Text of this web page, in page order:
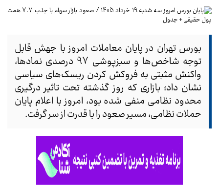
بورس تهران در پایان معاملات امروز با جهش قابل
توجه شاخص‌ها و سبزپوشی 97 درصدی نمادها،
واکنش مثبتی به فروکش کردن ریسک‌های سیاسی
نشان داد؛ بازاری که روز گذشته تحت تاثیر درگیری
محدود نظامی منفی شده بود، امروز با اعلام پایان
حملات نظامی، مسیر صعود را با قدرت از سر گرفت.